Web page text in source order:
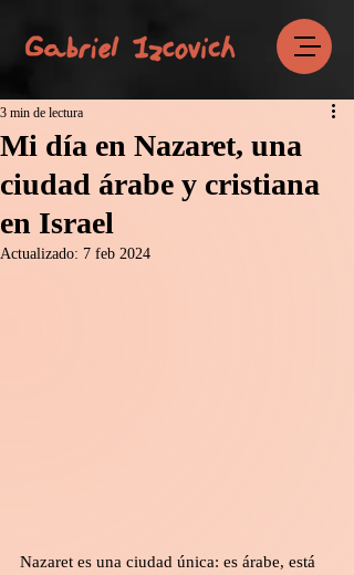
Mi día en Nazaret, una
ciudad árabe y cristiana
en Israel
3 min de lectura
Actualizado: 7 feb 2024
Nazaret es una ciudad única: es árabe, está